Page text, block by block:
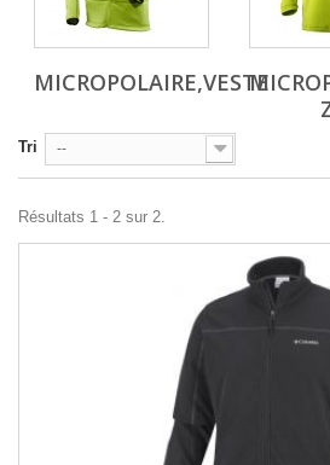
MICROPOLAIRE,VESTE
Tri --
Résultats 1 - 2 sur 2.